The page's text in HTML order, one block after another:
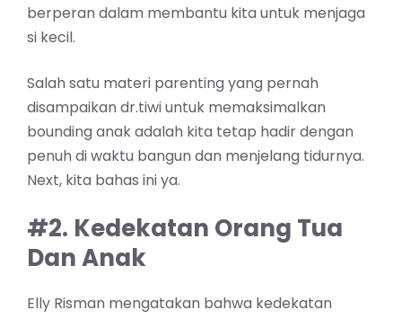
berperan dalam membantu kita untuk menjaga
si kecil.
Salah satu materi parenting yang pernah
disampaikan dr.tiwi untuk memaksimalkan
bounding anak adalah kita tetap hadir dengan
penuh di waktu bangun dan menjelang tidurnya.
Next, kita bahas ini ya.
#2. Kedekatan Orang Tua
Dan Anak
Elly Risman mengatakan bahwa kedekatan